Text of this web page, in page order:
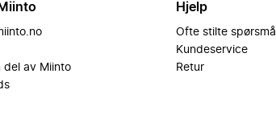
del av Miinto
Hjelp
Ofte stilte spørsmål
Kundeservice
Retur